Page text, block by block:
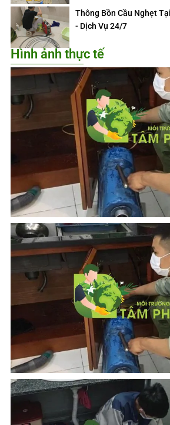
Thông Bồn Cầu Nghẹt
- Dịch Vụ 24/7
Hình ảnh thực tế